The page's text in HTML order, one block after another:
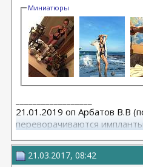
Миниатюры
21.01.2019 оп Арбатов В.В
переворачиваются
21.03.2017, 08:42